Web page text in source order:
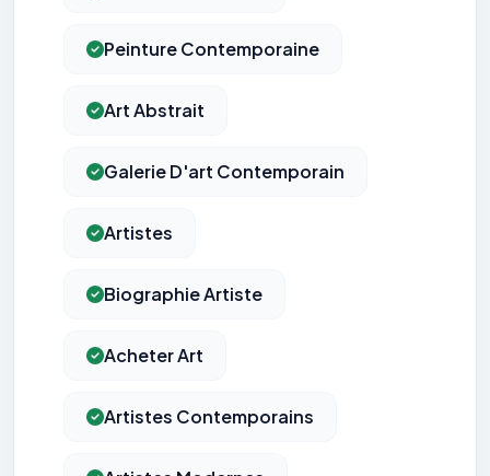
Peinture Contemporaine
Art Abstrait
Galerie D'art Contemporain
Artistes
Biographie Artiste
Acheter Art
Artistes Contemporains